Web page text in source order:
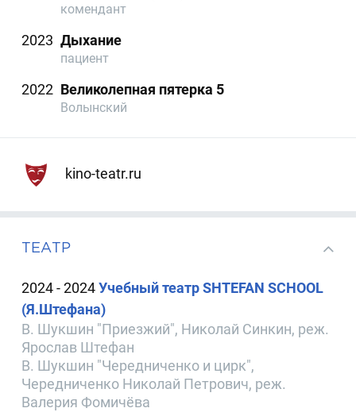
комендант
2023 Дыхание
пациент
2022 Великолепная пятерка 5
Волынский
kino-teatr.ru
ТЕАТР
2024 - 2024Учебный театр SHTEFAN SCHOOL
(Я.Штефана)
В. Шукшин "Приезжий", Николай Синкин, реж.
Ярослав Штефан
В. Шукшин "Чередниченко и цирк",
Чередниченко Николай Петрович, реж.
Валерия Фомичёва